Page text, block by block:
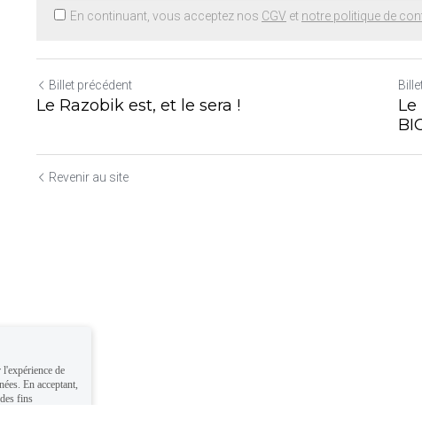
En continuant, vous acceptez nos CGV et notre politique de
Billet précédent
Le Razobik est, et le sera !
Le
Revenir au site